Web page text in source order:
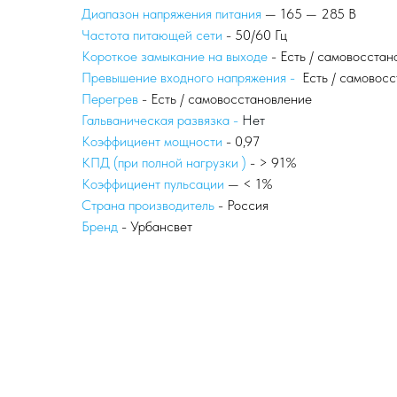
Диапазон напряжения питания — 165 — 285 В
Частота питающей сети - 50/60 Гц
Короткое замыкание на выходе - Есть /
Превышение входного напряжения - Есть /
Перегрев - Есть / самовосстановление
Гальваническая развязка - Нет
Коэффициент мощности - 0,97
КПД (при полной нагрузки ) - > 91%
Коэффициент пульсации — < 1%
Страна производитель - Россия
Бренд - Урбансвет